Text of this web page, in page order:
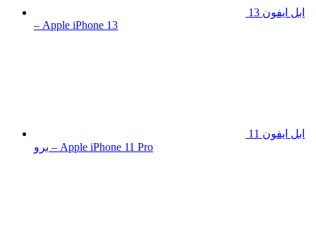
ابل ايفون 13
– Apple iPhone 13
ابل ايفون 11
برو – Apple iPhone 11 Pro